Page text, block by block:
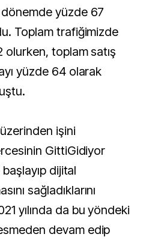
dönemde yüzde 67
Toplam trafiğimizde
olurken, toplam satış
yüzde 64 olarak
işini
GittiGidiyor
dijital
sağladıklarını
yılında da bu yöndeki
devam edip